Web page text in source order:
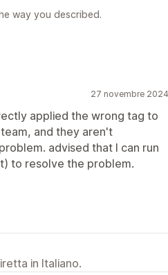
way you described.
27 novembre 2024
applied the wrong tag to
and they aren't
advised that I can run
to resolve the problem.
in Italiano.